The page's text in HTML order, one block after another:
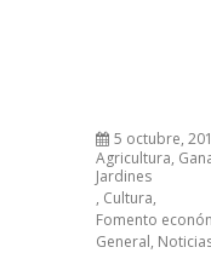
5 octubre,
Agricultura,
Jardines
, Cultura,
Fomento
General,